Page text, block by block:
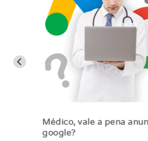
Médico, vale a pena
google?